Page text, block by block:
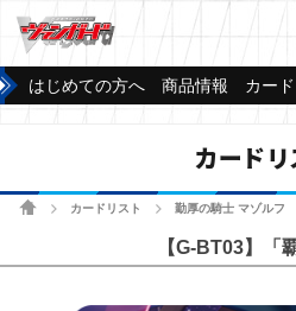
はじめての方へ 商品情報 カー
カードリ
ホームカードリスト 勤厚の騎士 マゾルフ
【G-BT03】「